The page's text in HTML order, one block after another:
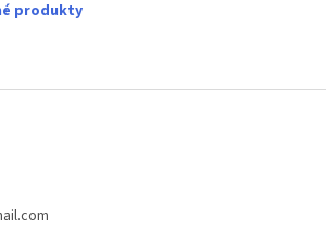
produkty